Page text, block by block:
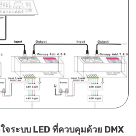
จระบบ LED ที่ควบคุมด้วย DMX